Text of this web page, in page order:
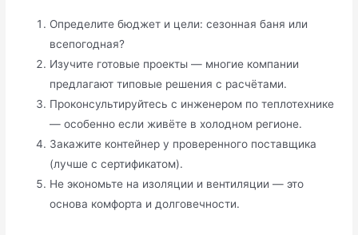
Определите бюджет и цели: сезонная баня или
всепогодная?
Изучите готовые проекты — многие компании
предлагают типовые решения с расчётами.
Проконсультируйтесь с инженером по теплотехнике
— особенно если живёте в холодном регионе.
Закажите контейнер у проверенного поставщика
(лучше с сертификатом).
Не экономьте на изоляции и вентиляции — это
основа комфорта и долговечности.